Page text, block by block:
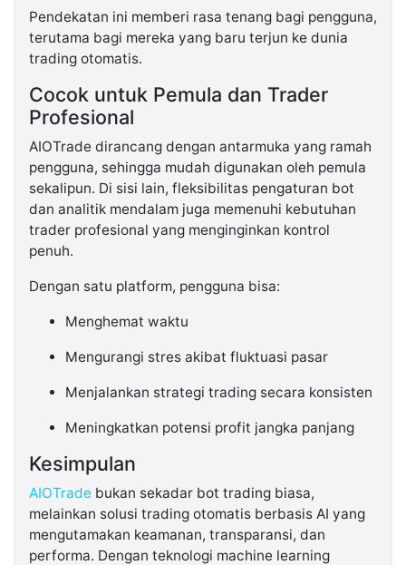
Pendekatan ini memberi rasa tenang bagi pengguna,
terutama bagi mereka yang baru terjun ke dunia
trading otomatis.
Cocok untuk Pemula dan Trader
Profesional
AIOTrade dirancang dengan antarmuka yang ramah
pengguna, sehingga mudah digunakan oleh pemula
sekalipun. Di sisi lain, fleksibilitas pengaturan bot
dan analitik mendalam juga memenuhi kebutuhan
trader profesional yang menginginkan kontrol
penuh.
Dengan satu platform, pengguna bisa:
Menghemat waktu
Mengurangi stres akibat fluktuasi pasar
Menjalankan strategi trading secara konsisten
Meningkatkan potensi profit jangka panjang
Kesimpulan
AIOTrade bukan sekadar bot trading biasa,
melainkan solusi trading otomatis berbasis AI yang
mengutamakan keamanan, transparansi, dan
performa. Dengan teknologi machine learning